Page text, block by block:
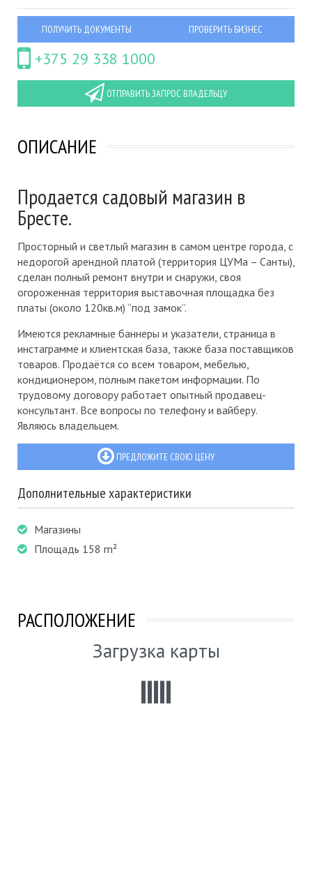
ПОЛУЧИТЬ ДОКУМЕНТЫ ПРОВЕРИТЬ БИЗНЕС
+375 29 338 1000
ОТПРАВИТЬ ЗАПРОС ВЛАДЕЛЬЦУ
ОПИСАНИЕ
Продается садовый магазин в
Бресте.
Просторный и светлый магазин в самом центре города, с
недорогой арендной платой (территория ЦУМа – Санты),
сделан полный ремонт внутри и снаружи, своя
огороженная территория выставочная площадка без
платы (около 120кв.м) “под замок”.
Имеются рекламные баннеры и указатели, страница в
инстаграмме и клиентская база, также база поставщиков
товаров. Продаётся со всем товаром, мебелью,
кондиционером, полным пакетом информации. По
трудовому договору работает опытный продавец-
консультант. Все вопросы по телефону и вайберу.
Являюсь владельцем.
ПРЕДЛОЖИТЕ СВОЮ ЦЕНУ
Дополнительные характеристики
Магазины
Площадь 158 m²
РАСПОЛОЖЕНИЕ
Загрузка карты